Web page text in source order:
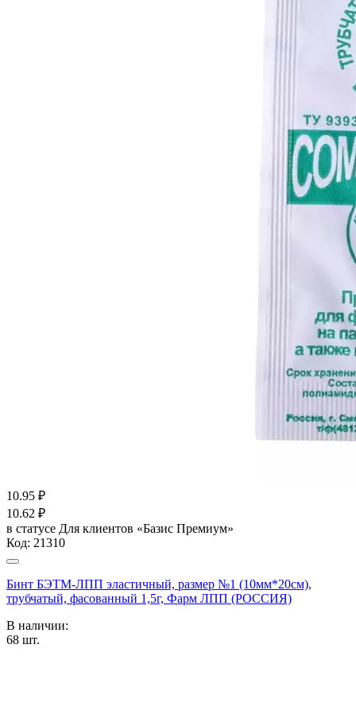
10.95 ₽
10.62 ₽
в статусе Для клиентов «Базис Премиум»
Код: 21310
Бинт БЭТМ-ЛПП эластичный, размер №1 (10мм*20см),
трубчатый, фасованный 1,5г, Фарм ЛПП (РОССИЯ)
В наличии:
68 шт.